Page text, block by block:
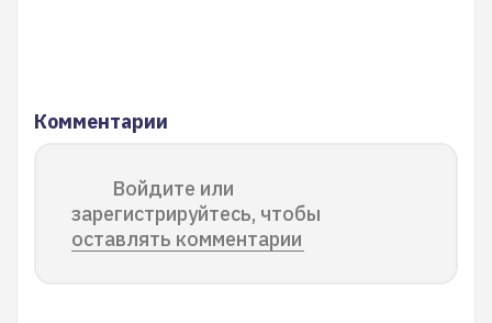
Комментарии
Войдите или
зарегистрируйтесь, чтобы
оставлять комментарии